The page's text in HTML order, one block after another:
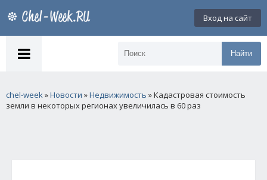
Вход на сайт
Найти
chel-week»Новости »Недвижимость » Кадастровая стоимость
земли в некоторых регионах увеличилась в 60 раз